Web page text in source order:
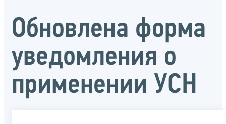
Обновлена форма
уведомления о
применении УСН